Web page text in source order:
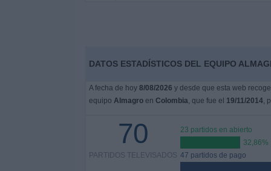
DATOS ESTADÍSTICOS DEL EQUIPO
A fecha de hoy 8/08/2026 y desde que esta web
equipo Almagroen Colombia, que fue el 19/11/2014,
70
PARTIDOS TELEVISADOS
23 partidos en abierto
32,86%
47 partidos de pago